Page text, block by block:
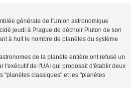
générale de l'Union astronomique
jeudi à Prague de déchoir Pluton de son
à huit le nombre de planètes du système
de la planète entière ont refusé un
l'exécutif de l'UAI qui proposait d'établir deux
"planètes classiques" et les "planètes